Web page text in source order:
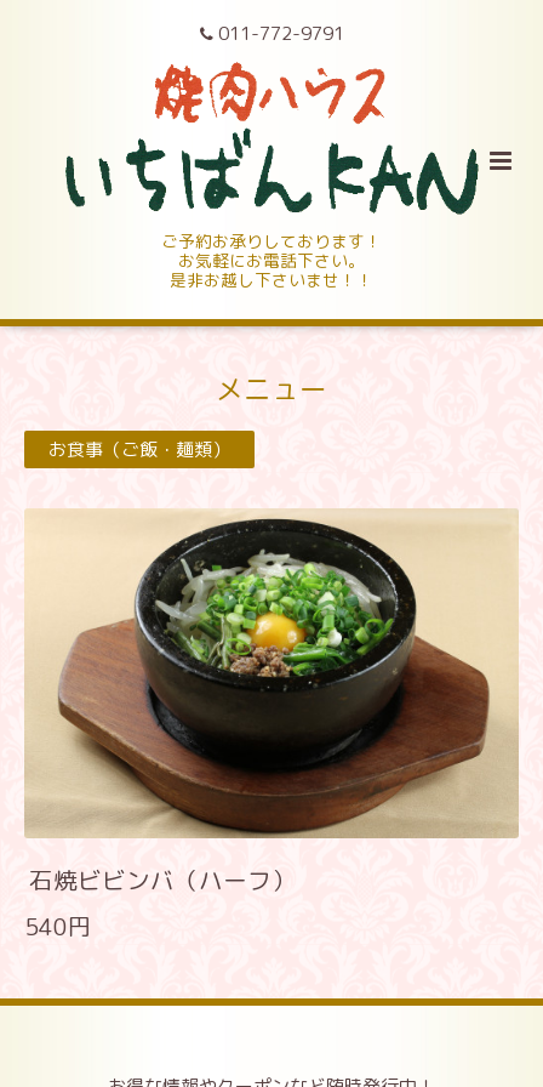
011-772-9791
ご予約お承りしております！
お気軽にお電話下さい。
是非お越し下さいませ！！
メニュー
お食事（ご飯・麺類）
石焼ビビンバ（ハーフ）
540円